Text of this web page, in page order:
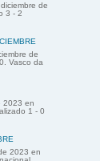
de
3 - 2
de
Vasco da
2023 en
1 - 0
2023 en